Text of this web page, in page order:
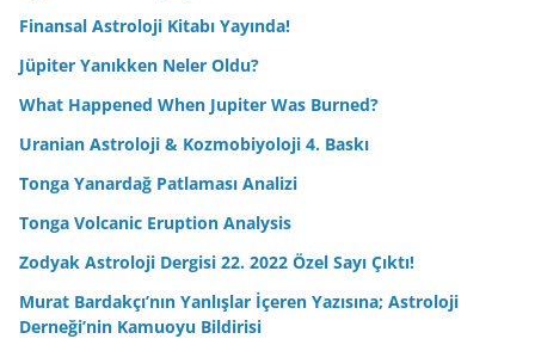
Finansal Astroloji Kitabı Yayında!
Jüpiter Yanıkken Neler Oldu?
What Happened When Jupiter Was Burned?
Uranian Astroloji & Kozmobiyoloji 4. Baskı
Tonga Yanardağ Patlaması Analizi
Tonga Volcanic Eruption Analysis
Zodyak Astroloji Dergisi 22. 2022 Özel Sayı Çıktı!
Murat Bardakçı’nın Yanlışlar İçeren Yazısına; Astroloji
Derneği’nin Kamuoyu Bildirisi